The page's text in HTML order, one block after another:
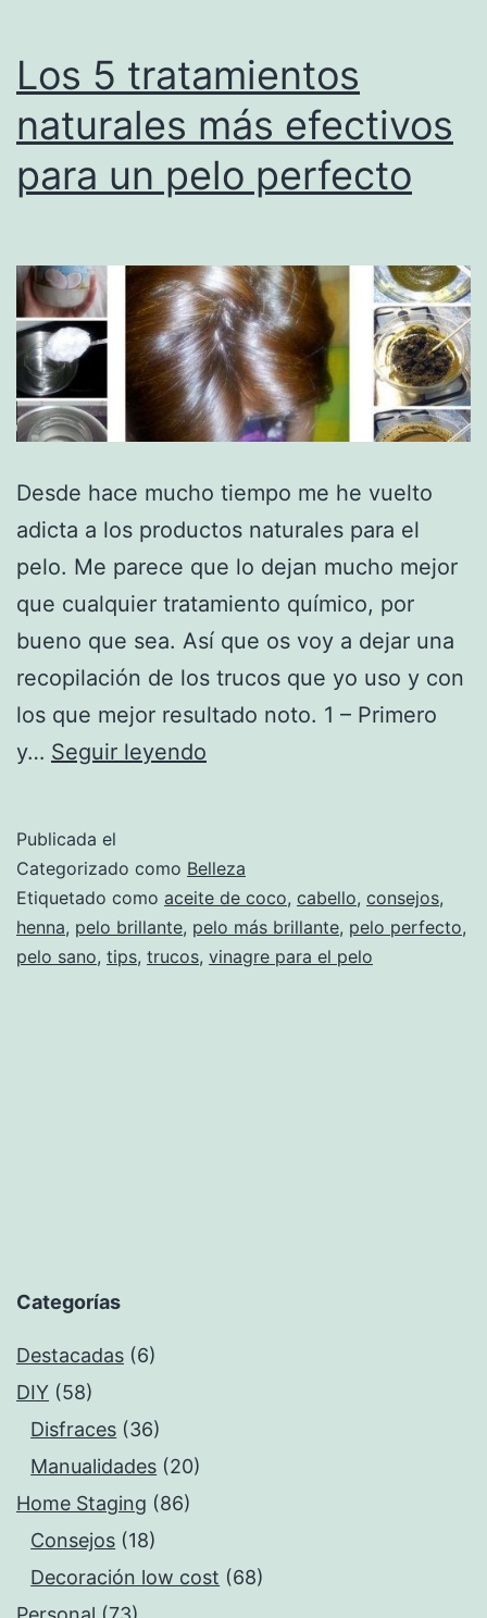
Los 5 tratamientos
naturales más efectivos
para un pelo perfecto
Desde hace mucho tiempo me he vuelto
adicta a los productos naturales para el
pelo. Me parece que lo dejan mucho mejor
que cualquier tratamiento químico, por
bueno que sea. Así que os voy a dejar una
recopilación de los trucos que yo uso y con
los que mejor resultado noto. 1 – Primero
y… Seguir leyendo
naturales
más
efectivos
para
Publicada el
Categorizado como Belleza
Etiquetado como aceite de coco, cabello, consejos,
henna, pelo brillante, pelo más brillante, pelo perfecto,
pelo sano, tips, trucos, vinagre para el pelo
Categorías
Destacadas (6)
DIY (58)
Disfraces (36)
Manualidades (20)
Home Staging (86)
Consejos (18)
Decoración low cost (68)